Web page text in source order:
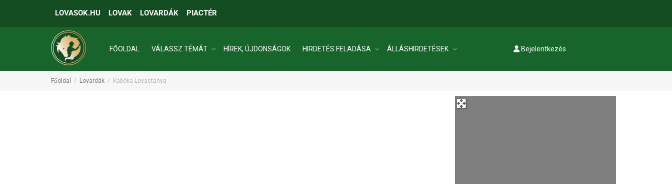
LOVASOK.HU LOVAK LOVARDÁK PIACTÉR
FŐOLDAL VÁLASSZ TÉMÁT HÍREK, ÚJDONSÁGOK HIRDETÉS FELADÁSA ÁLLÁSHIRDETÉSEK
INGATLANOK
Bejelentkezés
Regisztráció
Főoldal Lovardák Kabóka Lovastanya